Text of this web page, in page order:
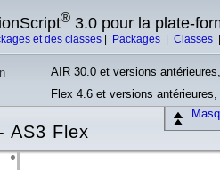
® 3.0 pour la plate-
et des classes Packages Classes
AIR 30.0 et versions
Flex 4.6 et versions
AS3 Flex